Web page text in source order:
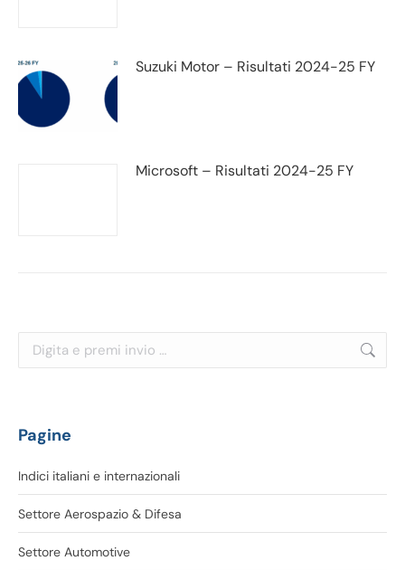
Suzuki Motor – Risultati 2024-25 FY
Microsoft – Risultati 2024-25 FY
Cerca:
Pagine
Indici italiani e internazionali
Settore Aerospazio & Difesa
Settore Automotive